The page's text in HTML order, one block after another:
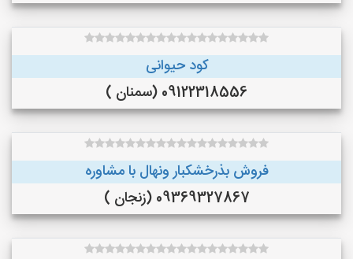
کود حیوانی
09122318556 (سمنان )
فروش بذرخشکبار ونهال با مشاوره
09369327867 (زنجان )